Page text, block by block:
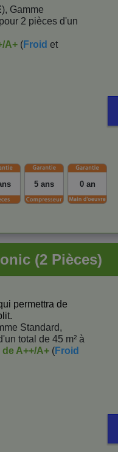
), Gamme
2 pièces d'un
A+ (Froid et
5 ans 0 an
(2 Pièces)
permettra de
Standard,
total de 45 m² à
A++/A+ (Froid